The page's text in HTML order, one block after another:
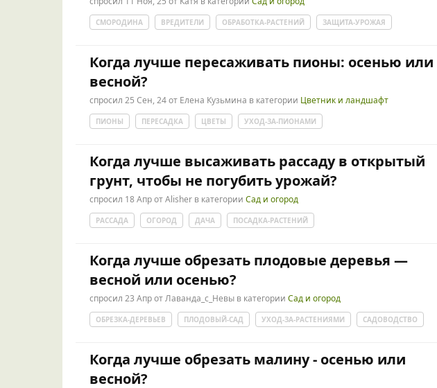
СМОРОДИНА ВРЕДИТЕЛИ ОБРАБОТКА-РАСТЕНИЙ ЗАЩИТА-УРОЖАЯ
Когда лучше пересаживать пионы: осенью или
весной?
спросил 25 Сен, 24от Елена Кузьмина в категории Цветник и ландшафт
ПИОНЫ ПЕРЕСАДКА ЦВЕТЫ УХОД-ЗА-ПИОНАМИ
Когда лучше высаживать рассаду в открытый
грунт, чтобы не погубить урожай?
спросил 18 АпротAlisher в категории Сад и огород
РАССАДА ОГОРОД ДАЧА ПОСАДКА-РАСТЕНИЙ
Когда лучше обрезать плодовые деревья —
весной или осенью?
спросил 23 АпротЛаванда_с_Невы в категории Сад и огород
ОБРЕЗКА-ДЕРЕВЬЕВ ПЛОДОВЫЙ-САД УХОД-ЗА-РАСТЕНИЯМИ САДОВОДСТВО
Когда лучше обрезать малину - осенью или
весной?